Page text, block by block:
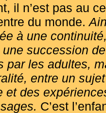
il n’est pas au
du monde.
à une
une succession
par les adultes,
entre un
et des
C’est